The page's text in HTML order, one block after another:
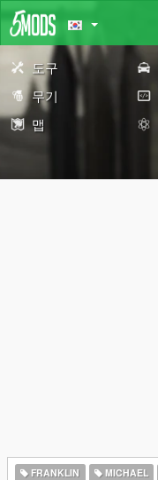
도구
무기
맵
FRANKLIN MICHAEL